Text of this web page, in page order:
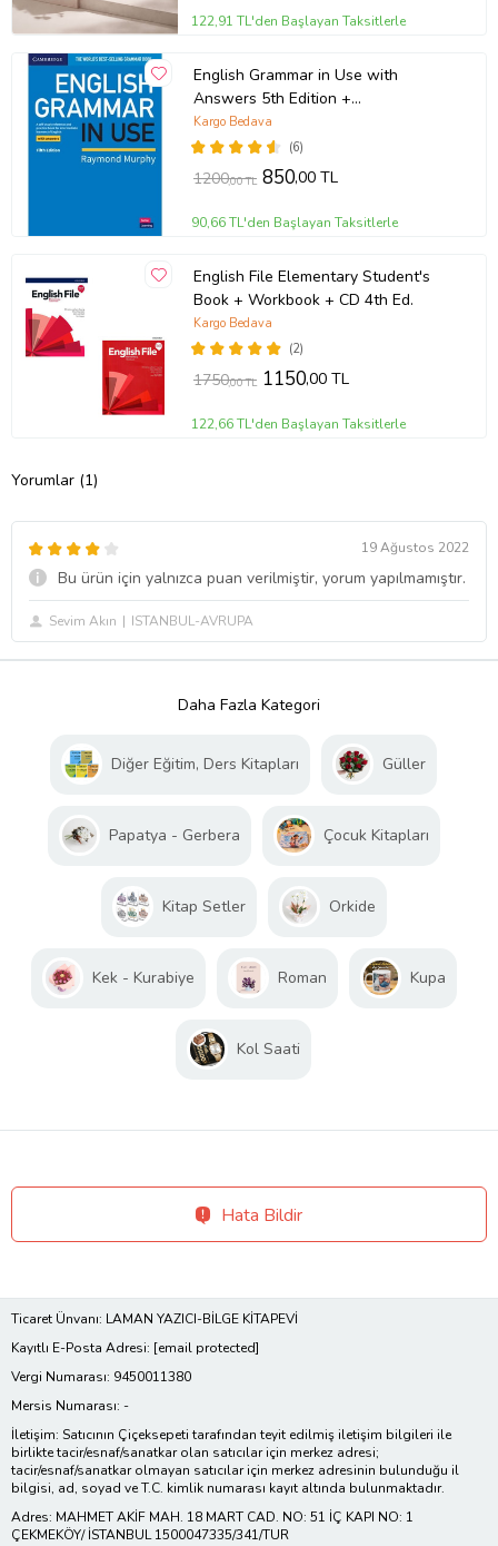
122,91 TL'den Başlayan Taksitlerle
English Grammar in Use with
Answers 5th Edition +
Downloadable Audios CD
(6)
Kargo Bedava
1200,00 TL 850,00 TL
90,66 TL'den Başlayan Taksitlerle
English File Elementary Student's
Book + Workbook + CD 4th Ed.
(2)
Kargo Bedava
1750,00 TL 1150,00 TL
122,66 TL'den Başlayan Taksitlerle
Yorumlar (1)
19 Ağustos 2022
Bu ürün için yalnızca puan verilmiştir, yorum yapılmamıştır.
Sevim Akın ISTANBUL-AVRUPA
Daha Fazla Kategori
Diğer Eğitim, Ders Kitapları Güller
Papatya - Gerbera Çocuk Kitapları
Kitap Setler Orkide
Kek - Kurabiye Roman Kupa
Kol Saati
Hata Bildir
Ticaret Ünvanı: LAMAN YAZICI-BİLGE KİTAPEVİ
Kayıtlı E-Posta Adresi: [email protected]
Vergi Numarası: 9450011380
Mersis Numarası: -
İletişim: Satıcının Çiçeksepeti tarafından teyit edilmiş iletişim bilgileri ile
birlikte tacir/esnaf/sanatkar olan satıcılar için merkez adresi;
tacir/esnaf/sanatkar olmayan satıcılar için merkez adresinin bulunduğu il
bilgisi, ad, soyad ve T.C. kimlik numarası kayıt altında bulunmaktadır.
Adres: MAHMET AKİF MAH. 18 MART CAD. NO: 51 İÇ KAPI NO: 1
ÇEKMEKÖY/ İSTANBUL 1500047335/341/TUR